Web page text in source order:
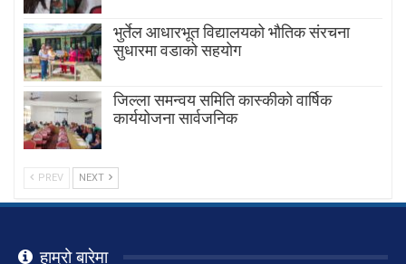
भुर्तेल आधारभूत विद्यालयको भौतिक संरचना
सुधारमा वडाको सहयोग
जिल्ला समन्वय समिति कास्कीको वार्षिक
कार्ययोजना सार्वजनिक
PREV NEXT
हाम्रो बारेमा